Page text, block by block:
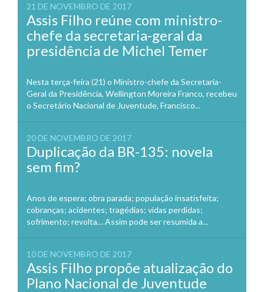
21 DE NOVEMBRO DE 2017
Assis Filho reúne com ministro-
chefe da secretaria-geral da
presidência de Michel Temer
Nesta terça-feira (21) o Ministro-chefe da Secretaria-
Geral da Presidência, Wellington Moreira Franco, recebeu
o Secretário Nacional de Juventude, Francisco...
20 DE NOVEMBRO DE 2017
Duplicação da BR-135: novela
sem fim?
Anos de espera; obra parada; população insatisfeita;
cobranças; acidentes; tragédias; vidas perdidas;
sofrimento; revolta… Assim pode ser resumida a...
10 DE NOVEMBRO DE 2017
Assis Filho propõe atualização do
Plano Nacional de Juventude